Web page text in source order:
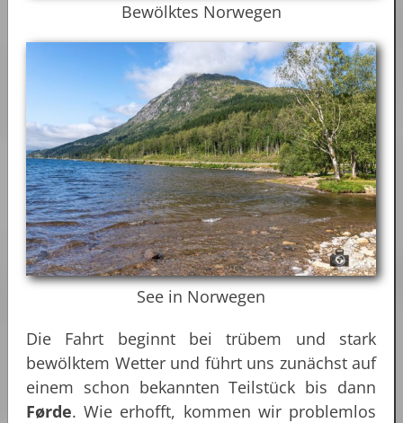
Bewölktes Norwegen
See in Norwegen
Die Fahrt beginnt bei trübem und stark
bewölktem Wetter und führt uns zunächst auf
einem schon bekannten Teilstück bis dann
Førde. Wie erhofft, kommen wir problemlos